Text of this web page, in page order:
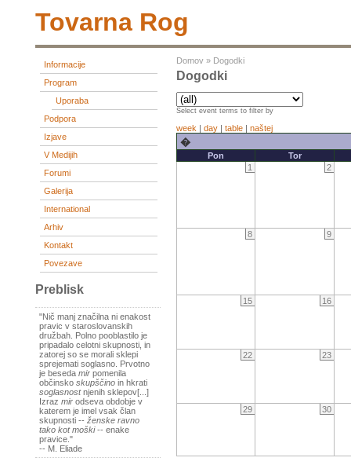
Tovarna Rog
Informacije
Program
Uporaba
Podpora
Izjave
V Medijih
Forumi
Galerija
International
Arhiv
Kontakt
Povezave
Preblisk
"Nič manj značilna ni enakost
pravic v staroslovanskih
družbah. Polno pooblastilo je
pripadalo celotni skupnosti, in
zatorej so se morali sklepi
sprejemati soglasno. Prvotno
je beseda mir pomenila
občinsko skupščino in hkrati
soglasnostnjenih sklepov[...]
Izraz mir odseva obdobje v
katerem je imel vsak član
skupnosti -- ženske ravno
tako kot moški-- enake
pravice."
-- M. Eliade
Domov » Dogodki
Dogodki
Select event terms to filter by
week | day | table | naštej
�
Pon
Tor
1
2
8 9
15 16
22 23
29 30